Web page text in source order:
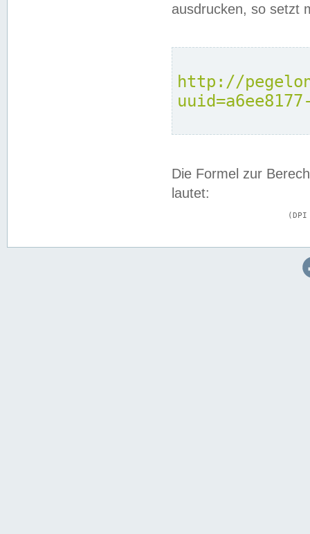
ausdrucken, so setzt
http://
Die Formel zur
lautet: